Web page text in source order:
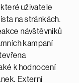
uživatele
na stránkách.
návštěvníků
kampaní
k hodnocení
Externí